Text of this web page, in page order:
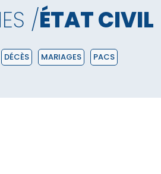
/ÉTAT CIVIL
DÉCÈS MARIAGES PACS